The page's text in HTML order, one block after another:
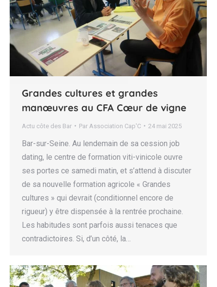
Grandes cultures et grandes
manœuvres au CFA Cœur de vigne
Actu côte des Bar Par Association Cap'C 24 mai 2025
Bar-sur-Seine. Au lendemain de sa cession job
dating, le centre de formation viti-vinicole ouvre
ses portes ce samedi matin, et s’attend à discuter
de sa nouvelle formation agricole « Grandes
cultures » qui devrait (conditionnel encore de
rigueur) y être dispensée à la rentrée prochaine.
Les habitudes sont parfois aussi tenaces que
contradictoires. Si, d’un côté, la…